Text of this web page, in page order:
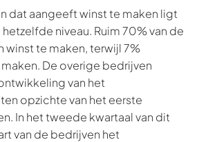
dat aangeeft winst te maken ligt
niveau. Ruim 70% van de
winst te maken, terwijl 7%
De overige bedrijven
van het
opzichte van het eerste
In het tweede kwartaal van dit
van de bedrijven het